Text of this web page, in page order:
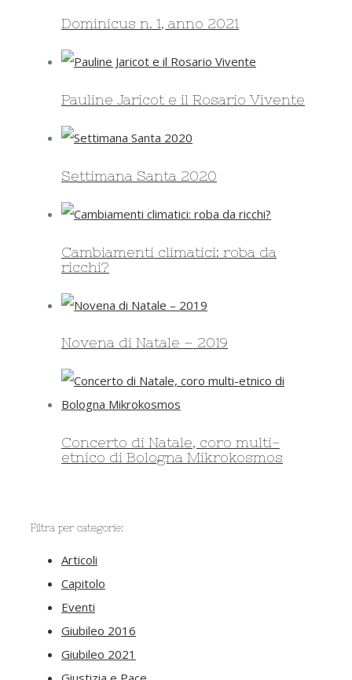
Dominicus n. 1, anno 2021
Pauline Jaricot e il Rosario Vivente
Settimana Santa 2020
Cambiamenti climatici: roba da
ricchi?
Novena di Natale – 2019
Concerto di Natale, coro multi-
etnico di Bologna Mikrokosmos
Filtra per categorie:
Articoli
Capitolo
Eventi
Giubileo 2016
Giubileo 2021